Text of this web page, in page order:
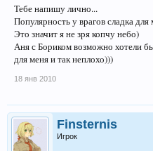
Тебе напишу лично...
Популярность у врагов сладка для
Это значит я не зря копчу небо)
Аня с Бориком возможно хотели
для меня и так неплохо)))
18 янв 2010
Finsternis
Игрок